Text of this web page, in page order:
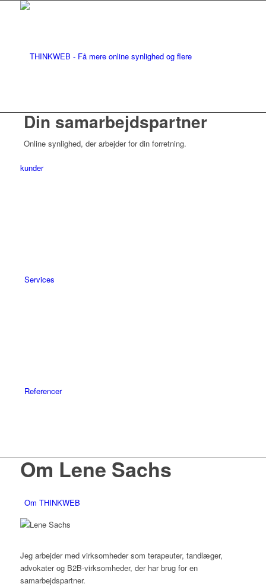
Services
Referencer
Om THINKWEB
Din samarbejdspartner
Online synlighed, der arbejder for din forretning.
Om Lene Sachs
Jeg arbejder med virksomheder som terapeuter, tandlæger,
advokater og B2B-virksomheder, der har brug for en
samarbejdspartner.